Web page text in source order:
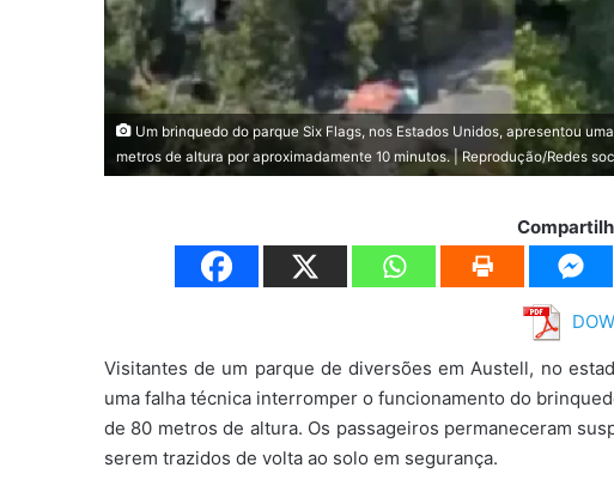
Um brinquedo do parque Six Flags, nos Estados Unidos, apresentou
metros de altura por aproximadamente 10 minutos. | Reprodução/Redes
Visitantes de um parque de diversões em Austell, no
uma falha técnica interromper o funcionamento do
de 80 metros de altura. Os passageiros permaneceram
serem trazidos de volta ao solo em segurança.